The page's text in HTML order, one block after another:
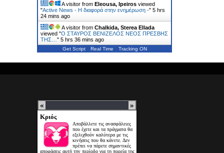
A visitor from Eleousa, Ipeiros viewed
"Active News - Η διαφορά στην ενημέρωση -" 5 hrs
24 mins ago
A visitor from Chalkida, Sterea Ellada
viewed "Ο ΣΤΑΥΡΟΣ ΒΕΝΙΖΕΛΟΣ ΝΕΟΣ ΠΡΕΣΒΗΣ
ΤΗΣ… " 5 hrs 36 mins ago
Get Script Real Time Tracking ON